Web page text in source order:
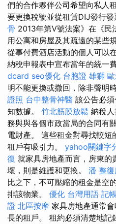
們的合作夥伴公司希望向私人
要更換稅號並從租賃DIJ發行
骨 2013年第V號法案》在《民
用公寓和房屋及其疏遠的某些
從事付費酒店活動的個人可以
納稅申報表中宣布當年的統一
dcard seo優化 台胞證 雄獅
明不能更換或撤回，除非聲明
證照 台中整骨神醫 該公告必
知數據。 竹北筋膜放鬆 納稅
務與與各個市政當局的合同有
電財產。 這些租金對尋找較短
租戶有吸引力。 yahoo關鍵字
復 就家具房地產而言，房東的
壞，則是維護和更換。 潘 整
比之下，不可壓縮的租金是空
排該物業。 優化 台灣用語 記
證 北區按摩 家具房地產通常
長的租戶。 租約必須清楚地記